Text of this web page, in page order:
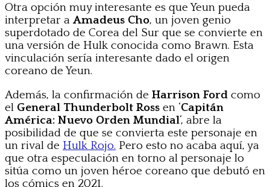
Otra opción muy interesante es que Yeun pueda
interpretar a Amadeus Cho, un joven genio
superdotado de Corea del Sur que se convierte en
una versión de Hulk conocida como Brawn. Esta
vinculación sería interesante dado el origen
coreano de Yeun.
Además, la confirmación de Harrison Ford como
el General Thunderbolt Ross en ‘Capitán
América: Nuevo Orden Mundial‘, abre la
posibilidad de que se convierta este personaje en
un rival de Hulk Rojo. Pero esto no acaba aquí, ya
que otra especulación en torno al personaje lo
sitúa como un joven héroe coreano que debutó en
los cómics en 2021.